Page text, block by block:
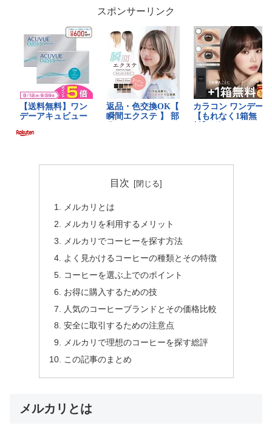
スポンサーリンク
目次
メルカリとは
メルカリを利用するメリット
メルカリでコーヒーを探す方法
よく見かけるコーヒーの種類とその特徴
コーヒーを選ぶ上でのポイント
お得に購入するための技
人気のコーヒーブランドとその価格比較
安全に取引するための注意点
メルカリで理想のコーヒーを探す総評
この記事のまとめ
メルカリとは